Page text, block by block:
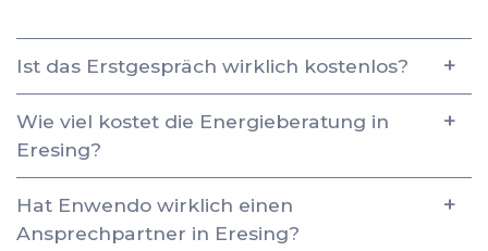
Ist das Erstgespräch wirklich kostenlos?
Wie viel kostet die Energieberatung in
Eresing?
Hat Enwendo wirklich einen
Ansprechpartner in Eresing?